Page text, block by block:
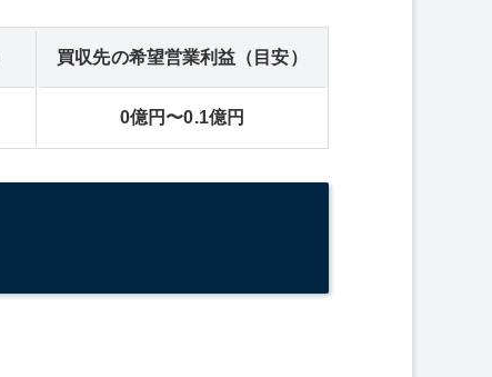
買収先の希望営業利益（目安）
0億円〜0.1億円